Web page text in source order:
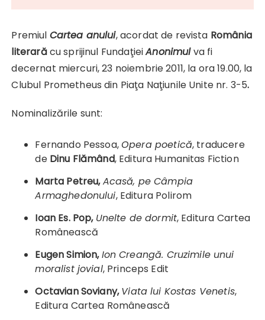
Premiul Cartea anului, acordat de revista România
literarăcu sprijinul FundaţieiAnonimulva fi
decernat miercuri, 23 noiembrie 2011, la ora 19.00, la
Clubul Prometheus din Piaţa Naţiunile Unite nr. 3-5.
Nominalizările sunt:
Fernando Pessoa,Opera poetică, traducere
de Dinu Flămând, Editura Humanitas Fiction
Marta Petreu,Acasă, pe Câmpia
Armaghedonului, Editura Polirom
Ioan Es. Pop, Unelte de dormit, Editura Cartea
Românească
Eugen Simion,Ion Creangă. Cruzimile unui
moralist jovial, Princeps Edit
Octavian Soviany, Viata lui Kostas Venetis,
Editura Cartea Românească